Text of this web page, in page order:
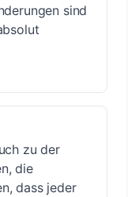
sind
zu der
die
dass jeder